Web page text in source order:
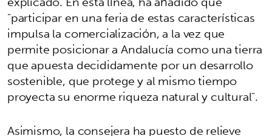
"participar en una feria de estas características
impulsa la comercialización, a la vez que
permite posicionar a Andalucía como una tierra
que apuesta decididamente por un desarrollo
sostenible, que protege y al mismo tiempo
proyecta su enorme riqueza natural y cultural".
Asimismo, la consejera ha puesto de relieve